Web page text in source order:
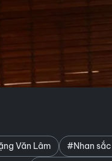
Văn Lâm #Nhan